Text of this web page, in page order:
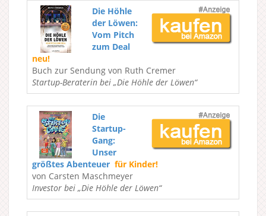
Die Höhle
der Löwen:
Vom Pitch
zum Deal
neu!
Buch zur Sendung von Ruth Cremer
Startup-Beraterin bei „Die Höhle der Löwen“
Die
Startup-
Gang:
Unser
größtes Abenteuer für Kinder!
von Carsten Maschmeyer
Investor bei „Die Höhle der Löwen“